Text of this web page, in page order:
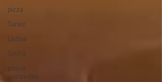
pizza
Tunez
Lisboa
Sintra
pesca
sostenible